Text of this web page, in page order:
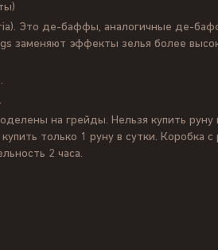
Это де-баффы, аналогичные де-
заменяют эффекты зелья более
на грейды. Нельзя купить руну
только 1 руну в сутки. Коробка
2 часа.